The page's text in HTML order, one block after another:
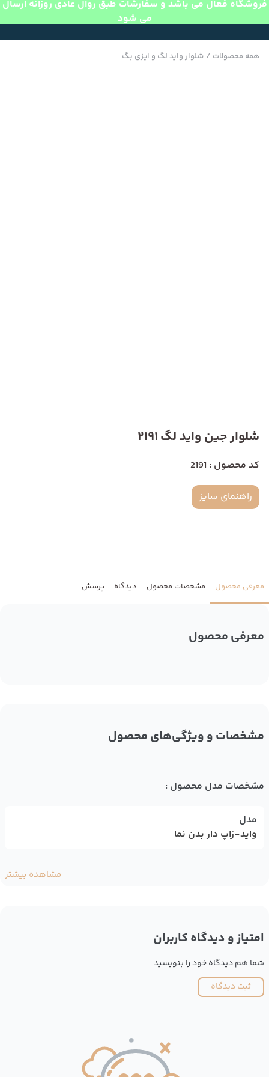
فروشگاه فعال می باشد و سفارشات طبق روال عادی روزانه ارسال
می شود
همه محصولات / شلوار واید لگ و ایزی بگ
شلوار جین واید لگ 2191
کد محصول : 2191
راهنمای سایز
معرفی محصول مشخصات محصول دیدگاه پرسش
معرفی محصول
مشخصات و ویژگی‌های محصول
مشخصات مدل محصول :
مدل
واید-زاپ دار بدن نما
مشاهده بیشتر
امتیاز و دیدگاه کاربران
شما هم دیدگاه خود را بنویسید
ثبت دیدگاه